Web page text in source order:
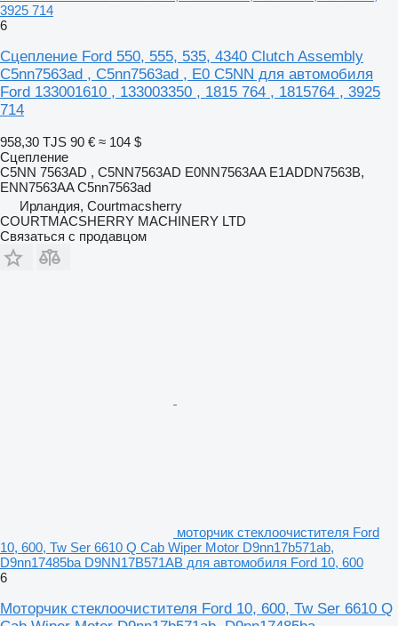
3925 714
6
Сцепление Ford 550, 555, 535, 4340 Clutch Assembly
C5nn7563ad , C5nn7563ad , E0 C5NN для автомобиля
Ford 133001610 , 133003350 , 1815 764 , 1815764 , 3925
714
958,30 TJS 90 € ≈ 104 $
Сцепление
C5NN 7563AD , C5NN7563AD E0NN7563AA E1ADDN7563B,
ENN7563AA C5nn7563ad
Ирландия, Courtmacsherry
COURTMACSHERRY MACHINERY LTD
Связаться с продавцом
моторчик стеклоочистителя Ford
10, 600, Tw Ser 6610 Q Cab Wiper Motor D9nn17b571ab,
D9nn17485ba D9NN17B571AB для автомобиля Ford 10, 600
6
Моторчик стеклоочистителя Ford 10, 600, Tw Ser 6610 Q